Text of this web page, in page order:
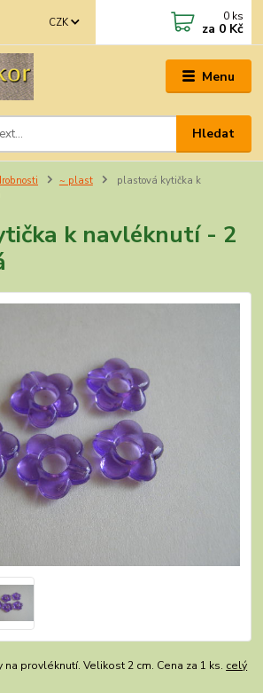
Menu
CZK
Hledat
0 ks
za 0 Kč
~ plast
plastová kytička k
k navléknutí - 2
provléknutí. Velikost 2 cm. Cena za 1 ks. celý